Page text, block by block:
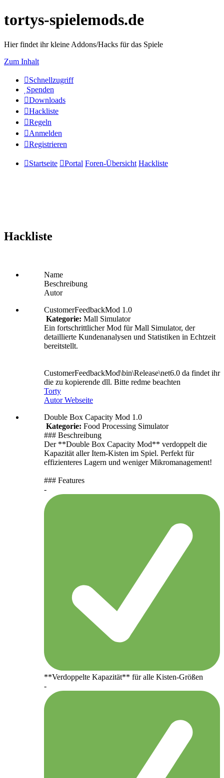
tortys-spielemods.de
Hier findet ihr kleine Addons/Hacks für das Spiele
Zum Inhalt
Schnellzugriff
Spenden
Downloads
Hackliste
Regeln
Anmelden
Registrieren
Startseite Portal Foren-Übersicht Hackliste
Hackliste
Name
Beschreibung
Autor
CustomerFeedbackMod 1.0
Kategorie: Mall Simulator
Ein fortschrittlicher Mod für Mall Simulator, der
detaillierte Kundenanalysen und Statistiken in Echtzeit
bereitstellt.
CustomerFeedbackMod\bin\Release\net6.0 da findet ihr
die zu kopierende dll. Bitte redme beachten
Torty
Autor Webseite
Double Box Capacity Mod 1.0
Kategorie: Food Processing Simulator
### Beschreibung
Der **Double Box Capacity Mod** verdoppelt die
Kapazität aller Item-Kisten im Spiel. Perfekt für
effizienteres Lagern und weniger Mikromanagement!
### Features
-
**Verdoppelte Kapazität** für alle Kisten-Größen
-